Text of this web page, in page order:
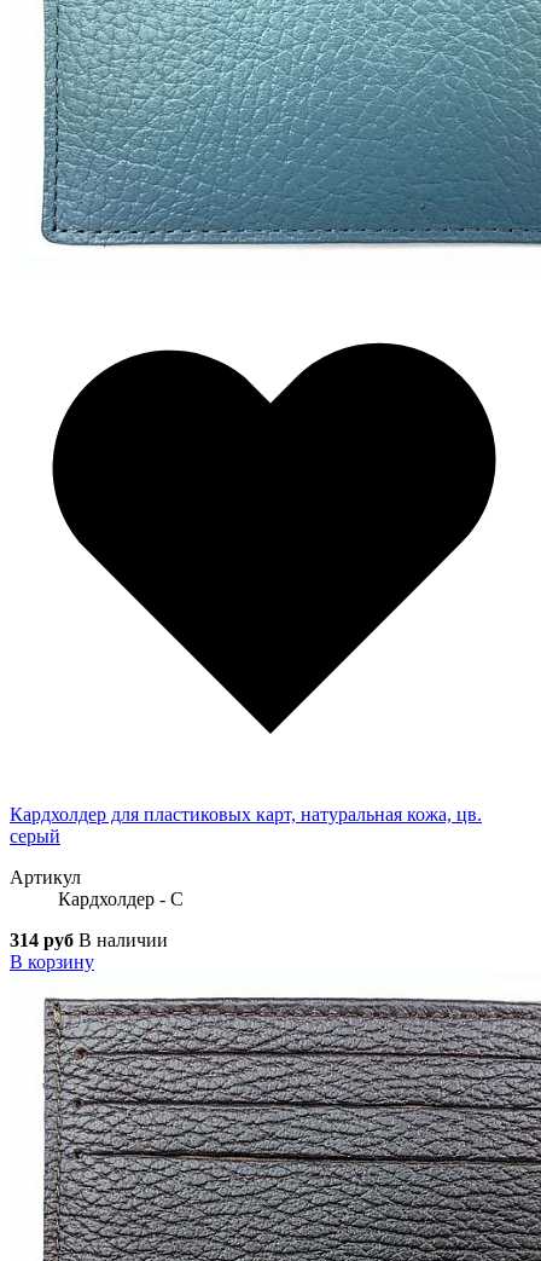
Кардхолдер для пластиковых карт, натуральная кожа, цв.
серый
Артикул
Кардхолдер - С
314 руб В наличии
В корзину